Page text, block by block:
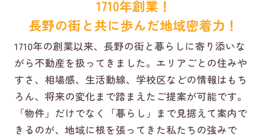
1710年創業！
長野の街と共に歩んだ地域密着力！
1710年の創業以来、長野の街と暮らしに寄り添いな
がら不動産を扱ってきました。エリアごとの住みや
すさ、相場感、生活動線、学校区などの情報はもち
ろん、将来の変化まで踏まえたご提案が可能です。
「物件」だけでなく「暮らし」まで見据えて案内で
きるのが、地域に根を張ってきた私たちの強みで